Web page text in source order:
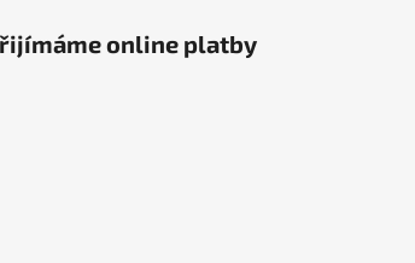
online platby